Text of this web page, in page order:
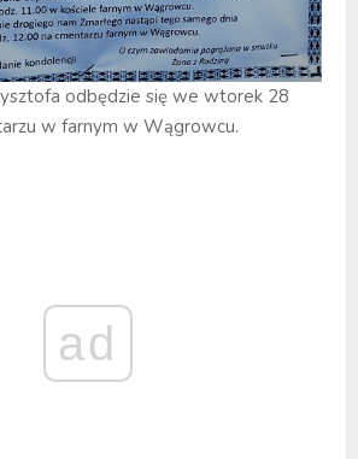
odbędzie się we wtorek 28
w farnym w Wągrowcu.
ad